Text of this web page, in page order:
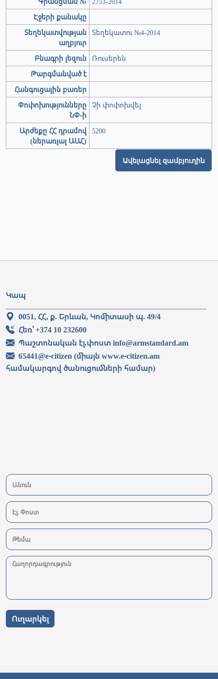
Էջերի քանակը
Տեղեկատվության
աղբյուր
Տեղեկատու №4-2014
Բնագրի լեզուն
Ռուսերեն
Թարգմանված է
Հանգուցային բառեր
Փոփոխությունները
ՆՓ-ի
Չի փոփոխվել
Արժեքը ՀՀ դրամով
(ներառյալ ԱԱՀ)
5200
Ավելացնել զամբյուղին
Կապ
0051, ՀՀ, ք. Երևան, Կոմիտասի պ. 49/4
Հեռ՝ +374 10 232600
Պաշտոնական էլ.փոստ info@armstandard.am
65441@e-citizen (միայն www.e-citizen.am
համակարգով ծանուցումների համար)
Ուղարկել